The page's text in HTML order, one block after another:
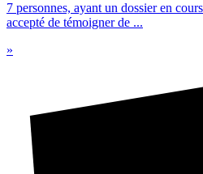
7 personnes, ayant un dossier en
accepté de témoigner de ...
»